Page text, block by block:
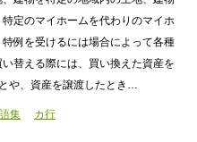
定のマイホームを代わりのマイホ
例を受けるには場合によって各種
替える際には、買い換えた資産を
や、資産を譲渡したとき…
集 カ行